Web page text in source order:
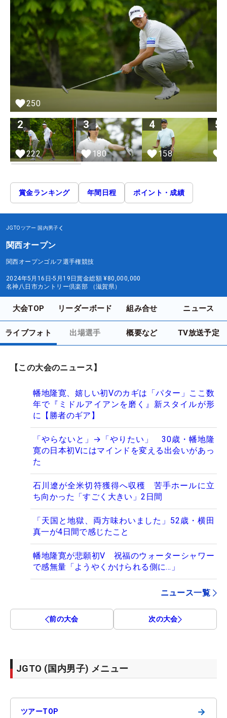
250
2
222
3
180
4
158
5
賞金ランキング 年間日程 ポイント・成績
JGTOツアー 国内男子
関西オープン
関西オープンゴルフ選手権競技
2024年5月16日-5月19日賞金総額 ¥80,000,000
名神八日市カントリー倶楽部 （滋賀県）
大会TOP リーダーボード 組み合せ ニュース
ライブフォト 出場選手 概要など TV放送予定
【この大会のニュース】
幡地隆寛、嬉しい初Vのカギは「パター」ここ数
年で『ミドルアイアンを磨く』新スタイルが形
に【勝者のギア】
「やらないと」→「やりたい」 30歳・幡地隆
寛の日本初Vにはマインドを変える出会いがあっ
た
石川遼が全米切符獲得へ収穫 苦手ホールに立
ち向かった「すごく大きい」2日間
「天国と地獄、両方味わいました」52歳・横田
真一が4日間で感じたこと
幡地隆寛が悲願初V 祝福のウォーターシャワー
で感無量「ようやくかけられる側に…」
ニュース一覧
前の大会 次の大会
JGTO (国内男子) メニュー
ツアーTOP →